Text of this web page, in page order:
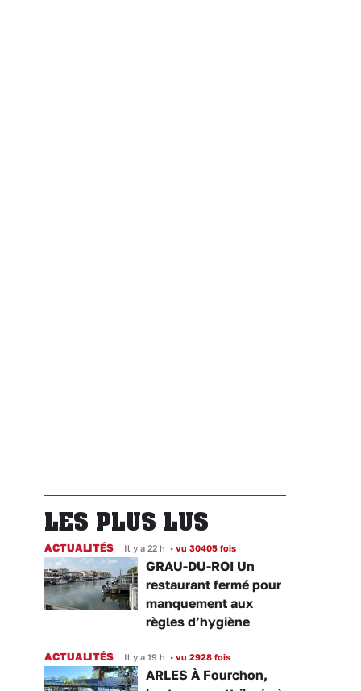
LES PLUS LUS
ACTUALITÉS Il y a 22 h • vu 30405 fois
GRAU-DU-ROI Un
restaurant fermé pour
manquement aux
règles d’hygiène
ACTUALITÉS Il y a 19 h • vu 2928 fois
ARLES À Fourchon,